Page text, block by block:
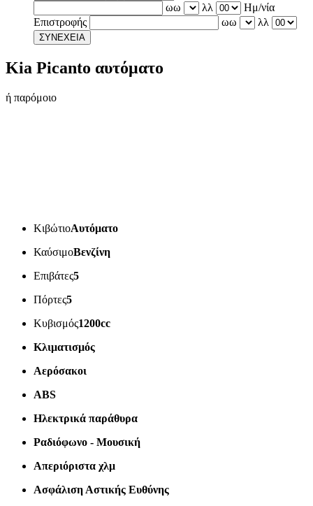
ωω
λλ
Ημ/νία
Επιστροφής
ωω λλ
ΣΥΝΕΧΕΙΑ
Kia Picanto αυτόματο
ή παρόμοιο
ΚιβώτιοΑυτόματο
ΚαύσιμοΒενζίνη
Επιβάτες5
Πόρτες5
Κυβισμός1200cc
Κλιματισμός
Αερόσακοι
ABS
Ηλεκτρικά παράθυρα
Ραδιόφωνο - Μουσική
Απεριόριστα χλμ
Ασφάλιση Αστικής Ευθύνης